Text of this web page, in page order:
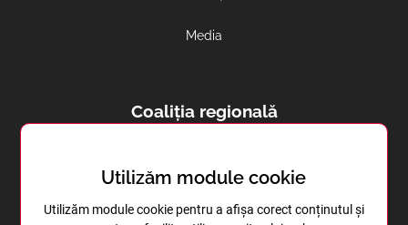
Media
Coaliția regională
Sănătatea reproductivă în Transnistria
Utilizăm module cookie
Utilizăm module cookie pentru a afișa corect conținutul și